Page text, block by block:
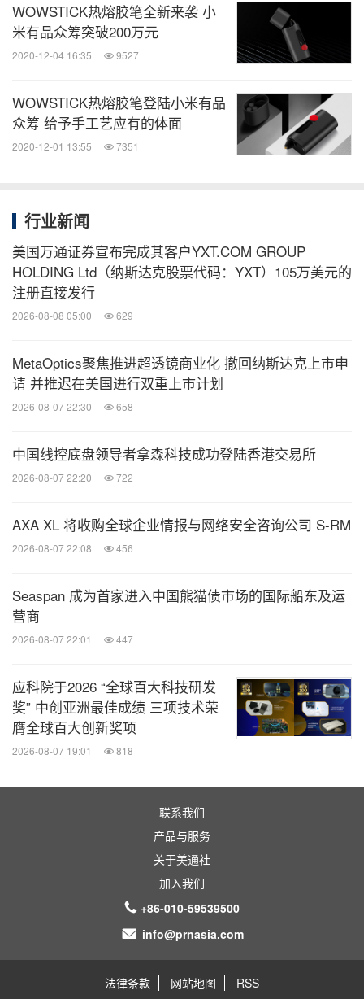
会后，丽水智能设计创新中心还与中央美术学院家居
产品设计系主任高阳教授、深圳猫得设计创始人范石
供产品设计、品牌塑造和互联网营销等咨询诊断，并
开展项目对接合作。
WOWSTICK热熔胶笔全新来袭 小
米有品众筹突破200万元
2020-12-04 16:35 9527
WOWSTICK热熔胶笔登陆小米有品
众筹 给予手工艺应有的体面
2020-12-01 13:55 7351
行业新闻
美国万通证券宣布完成其客户YXT.COM GROUP
HOLDING Ltd（纳斯达克股票代码：YXT）105万美元的
注册直接发行
2026-08-08 05:00 629
MetaOptics聚焦推进超透镜商业化 撤回纳斯达克上市申
请 并推迟在美国进行双重上市计划
2026-08-07 22:30 658
中国线控底盘领导者拿森科技成功登陆香港交易所
2026-08-07 22:20 722
AXA XL 将收购全球企业情报与网络安全咨询公司 S-RM
2026-08-07 22:08 456
Seaspan 成为首家进入中国熊猫债市场的国际船东及运
营商
2026-08-07 22:01 447
应科院于2026 “全球百大科技研发
奖” 中创亚洲最佳成绩 三项技术荣
膺全球百大创新奖项
2026-08-07 19:01 818
联系我们
产品与服务
关于美通社
加入我们
+86-010-59539500
info@prnasia.com
法律条款 网站地图 RSS